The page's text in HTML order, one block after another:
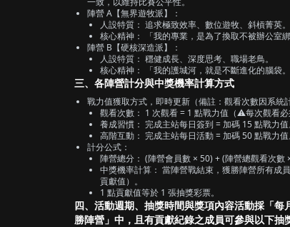
陣營 A【無界遊牧派】：
人設特質： 追求極致效率、數位遊牧、斜槓菁英。
核心精神： 「我的專業，是為了換取不被辦公室
陣營 B【硬核深造派】：
人設特質： 穩健成長、深度思考、職場老鳥。
核心精神： 「我的護城河，就是不斷進化的腦袋
三、各陣營計分與中獎機率計算方式
戰力值獲取方式，即時更新（備註：觀看次數因系統
觀看次數： 1 次觀看 = 1 點戰力值（⚠️每次觀看
養成習慣： 完成主站每日簽到 = 加碼 15 點戰力值
高階互動： 完成主站每日活動 = 加碼 50 點戰力值
計分公式：
陣營總分： (陣營會員數 × 50) + (陣營總觀看次數
中獎機率計算： 當陣營戰結束，獲勝陣營所有成
貢獻值）。
1 點貢獻值等於 1 張抽獎彩票。
四、活動週期、抽獎時間與獎項內容活動採「
勝陣營」中，且有貢獻紀錄之成員可參與以下抽